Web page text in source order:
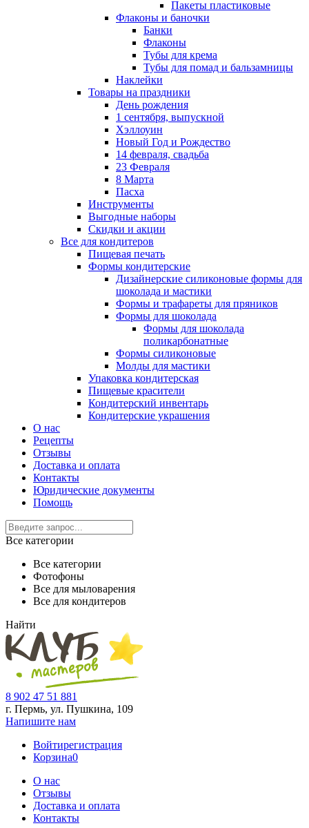
Пакеты пластиковые
Флаконы и баночки
Банки
Флаконы
Тубы для крема
Тубы для помад и бальзамницы
Наклейки
Товары на праздники
День рождения
1 сентября, выпускной
Хэллоуин
Новый Год и Рождество
14 февраля, свадьба
23 Февраля
8 Марта
Пасха
Инструменты
Выгодные наборы
Скидки и акции
Все для кондитеров
Пищевая печать
Формы кондитерские
Дизайнерские силиконовые формы для
шоколада и мастики
Формы и трафареты для пряников
Формы для шоколада
Формы для шоколада
поликарбонатные
Формы силиконовые
Молды для мастики
Упаковка кондитерская
Пищевые красители
Кондитерский инвентарь
Кондитерские украшения
О нас
Рецепты
Отзывы
Доставка и оплата
Контакты
Юридические документы
Помощь
Все категории
Все категории
Фотофоны
Все для мыловарения
Все для кондитеров
Найти
8 902 47 51 881
г. Пермь, ул. Пушкина, 109
Напишите нам
Войтирегистрация
Корзина0
О нас
Отзывы
Доставка и оплата
Контакты